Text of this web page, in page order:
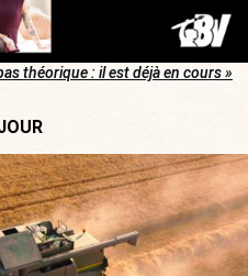
théorique : il est déjà en cours »